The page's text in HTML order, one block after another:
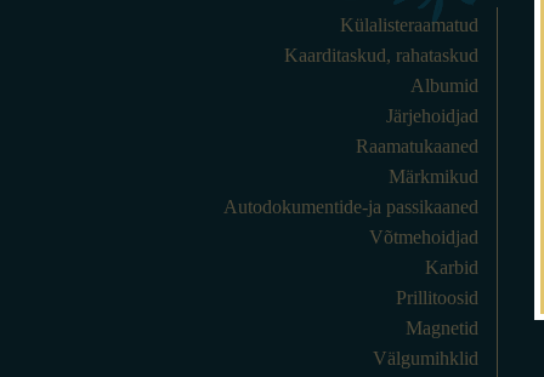
Külalisteraamatud
Kaarditaskud, rahataskud
Albumid
Järjehoidjad
Raamatukaaned
Märkmikud
Autodokumentide-ja passikaaned
Võtmehoidjad
Karbid
Prillitoosid
Magnetid
Välgumihklid